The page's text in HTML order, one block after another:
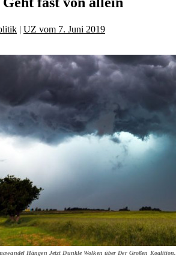
| UZ vom 7. Juni 2019
Hängen Jetzt Dunkle Wolken über Der Großen Koalition.